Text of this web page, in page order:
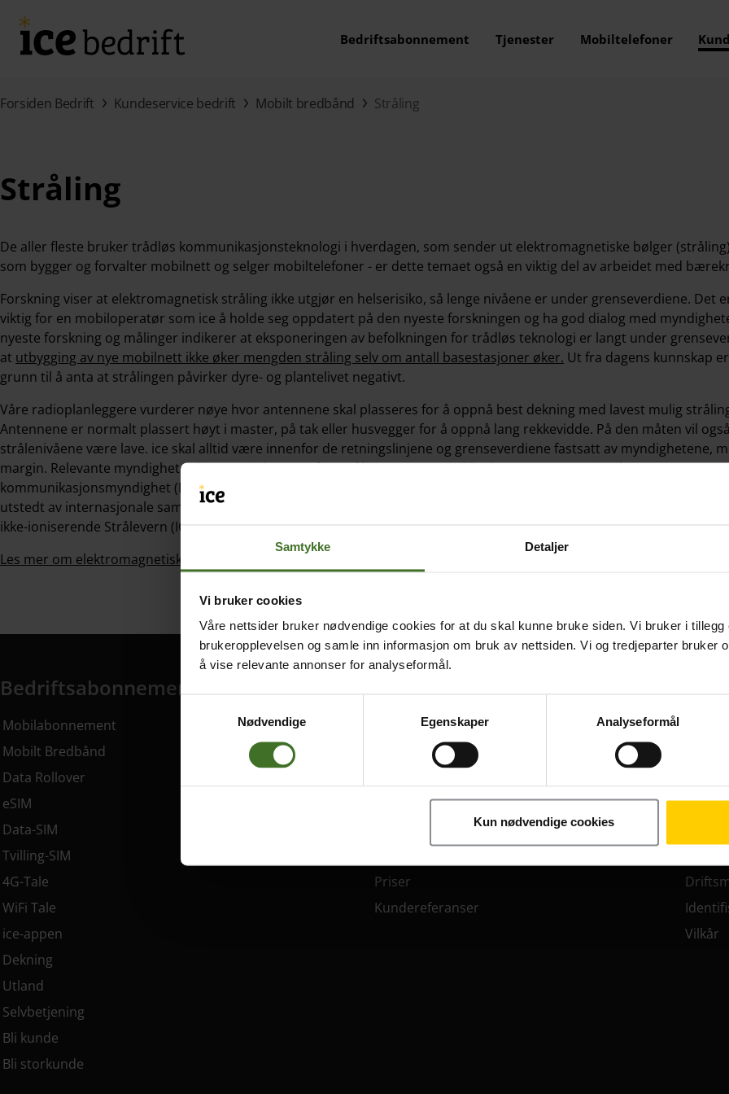
Samtykke Detaljer
Vi bruker cookies
Våre nettsider bruker nødvendige cookies for at du skal kunne bruke siden. Vi bruker i
brukeropplevelsen og samle inn informasjon om bruk av nettsiden. Vi og tredjeparter bruker
å vise relevante annonser for analyseformål.
Nødvendige
Egenskaper Analyseformål
Kun nødvendige cookies
Bedriftsabonnement Tjenester Mobiltelefoner
Forsiden Bedrift Kundeservice bedrift Mobilt bredbånd Stråling
Stråling
De aller fleste bruker trådløs kommunikasjonsteknologi i hverdagen, som sender ut elektromagnetiske bølger
som bygger og forvalter mobilnett og selger mobiltelefoner - er dette temaet også en viktig del av arbeidet med
Forskning viser at elektromagnetisk stråling ikke utgjør en helserisiko, så lenge nivåene er under grenseverdiene. Det
viktig for en mobiloperatør som ice å holde seg oppdatert på den nyeste forskningen og ha god dialog med
nyeste forskning og målinger indikerer at eksponeringen av befolkningen for trådløs teknologi er langt under
at utbygging av nye mobilnett ikke øker mengden stråling selv om antall basestasjoner øker. Ut fra dagens kunnskap
grunn til å anta at strålingen påvirker dyre- og plantelivet negativt.
Våre radioplanleggere vurderer nøye hvor antennene skal plasseres for å oppnå best dekning med lavest mulig
Antennene er normalt plassert høyt i master, på tak eller husvegger for å oppnå lang rekkevidde. På den måten vil også
strålenivåene være lave. ice skal alltid være innenfor de retningslinjene og grenseverdiene fastsatt av myndighetene,
margin. Relevante myndigheter her er Direktoratet for strålevern og atomsikkerhet (DSA) og Nasjonal
kommunikasjonsmyndighet (Nkom). DSA og Nkom samarbeider tett med andre lands myndigheter og følger
utstedt av internasjonale samarbeidsorganer som Verdens helseorganisasjon (WHO) og Den internasjonale
ikke-ioniserende Strålevern (ICNIRP)
Les mer om elektromagnetisk stråling på Nkom.no
Bedriftsabonnement
Mobilabonnement
Mobilt Bredbånd
Data Rollover
eSIM
Data-SIM
Tvilling-SIM
4G-Tale
WiFi Tale
ice-appen
Dekning
Utland
Selvbetjening
Bli kunde
Bli storkunde
Bedriftsnett
Besøksregistrering
Enhetsadministrasjon
Priser
Kundereferanser
SIM-
Vilkår